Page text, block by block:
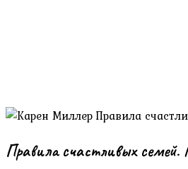
Правила счастливых семей.